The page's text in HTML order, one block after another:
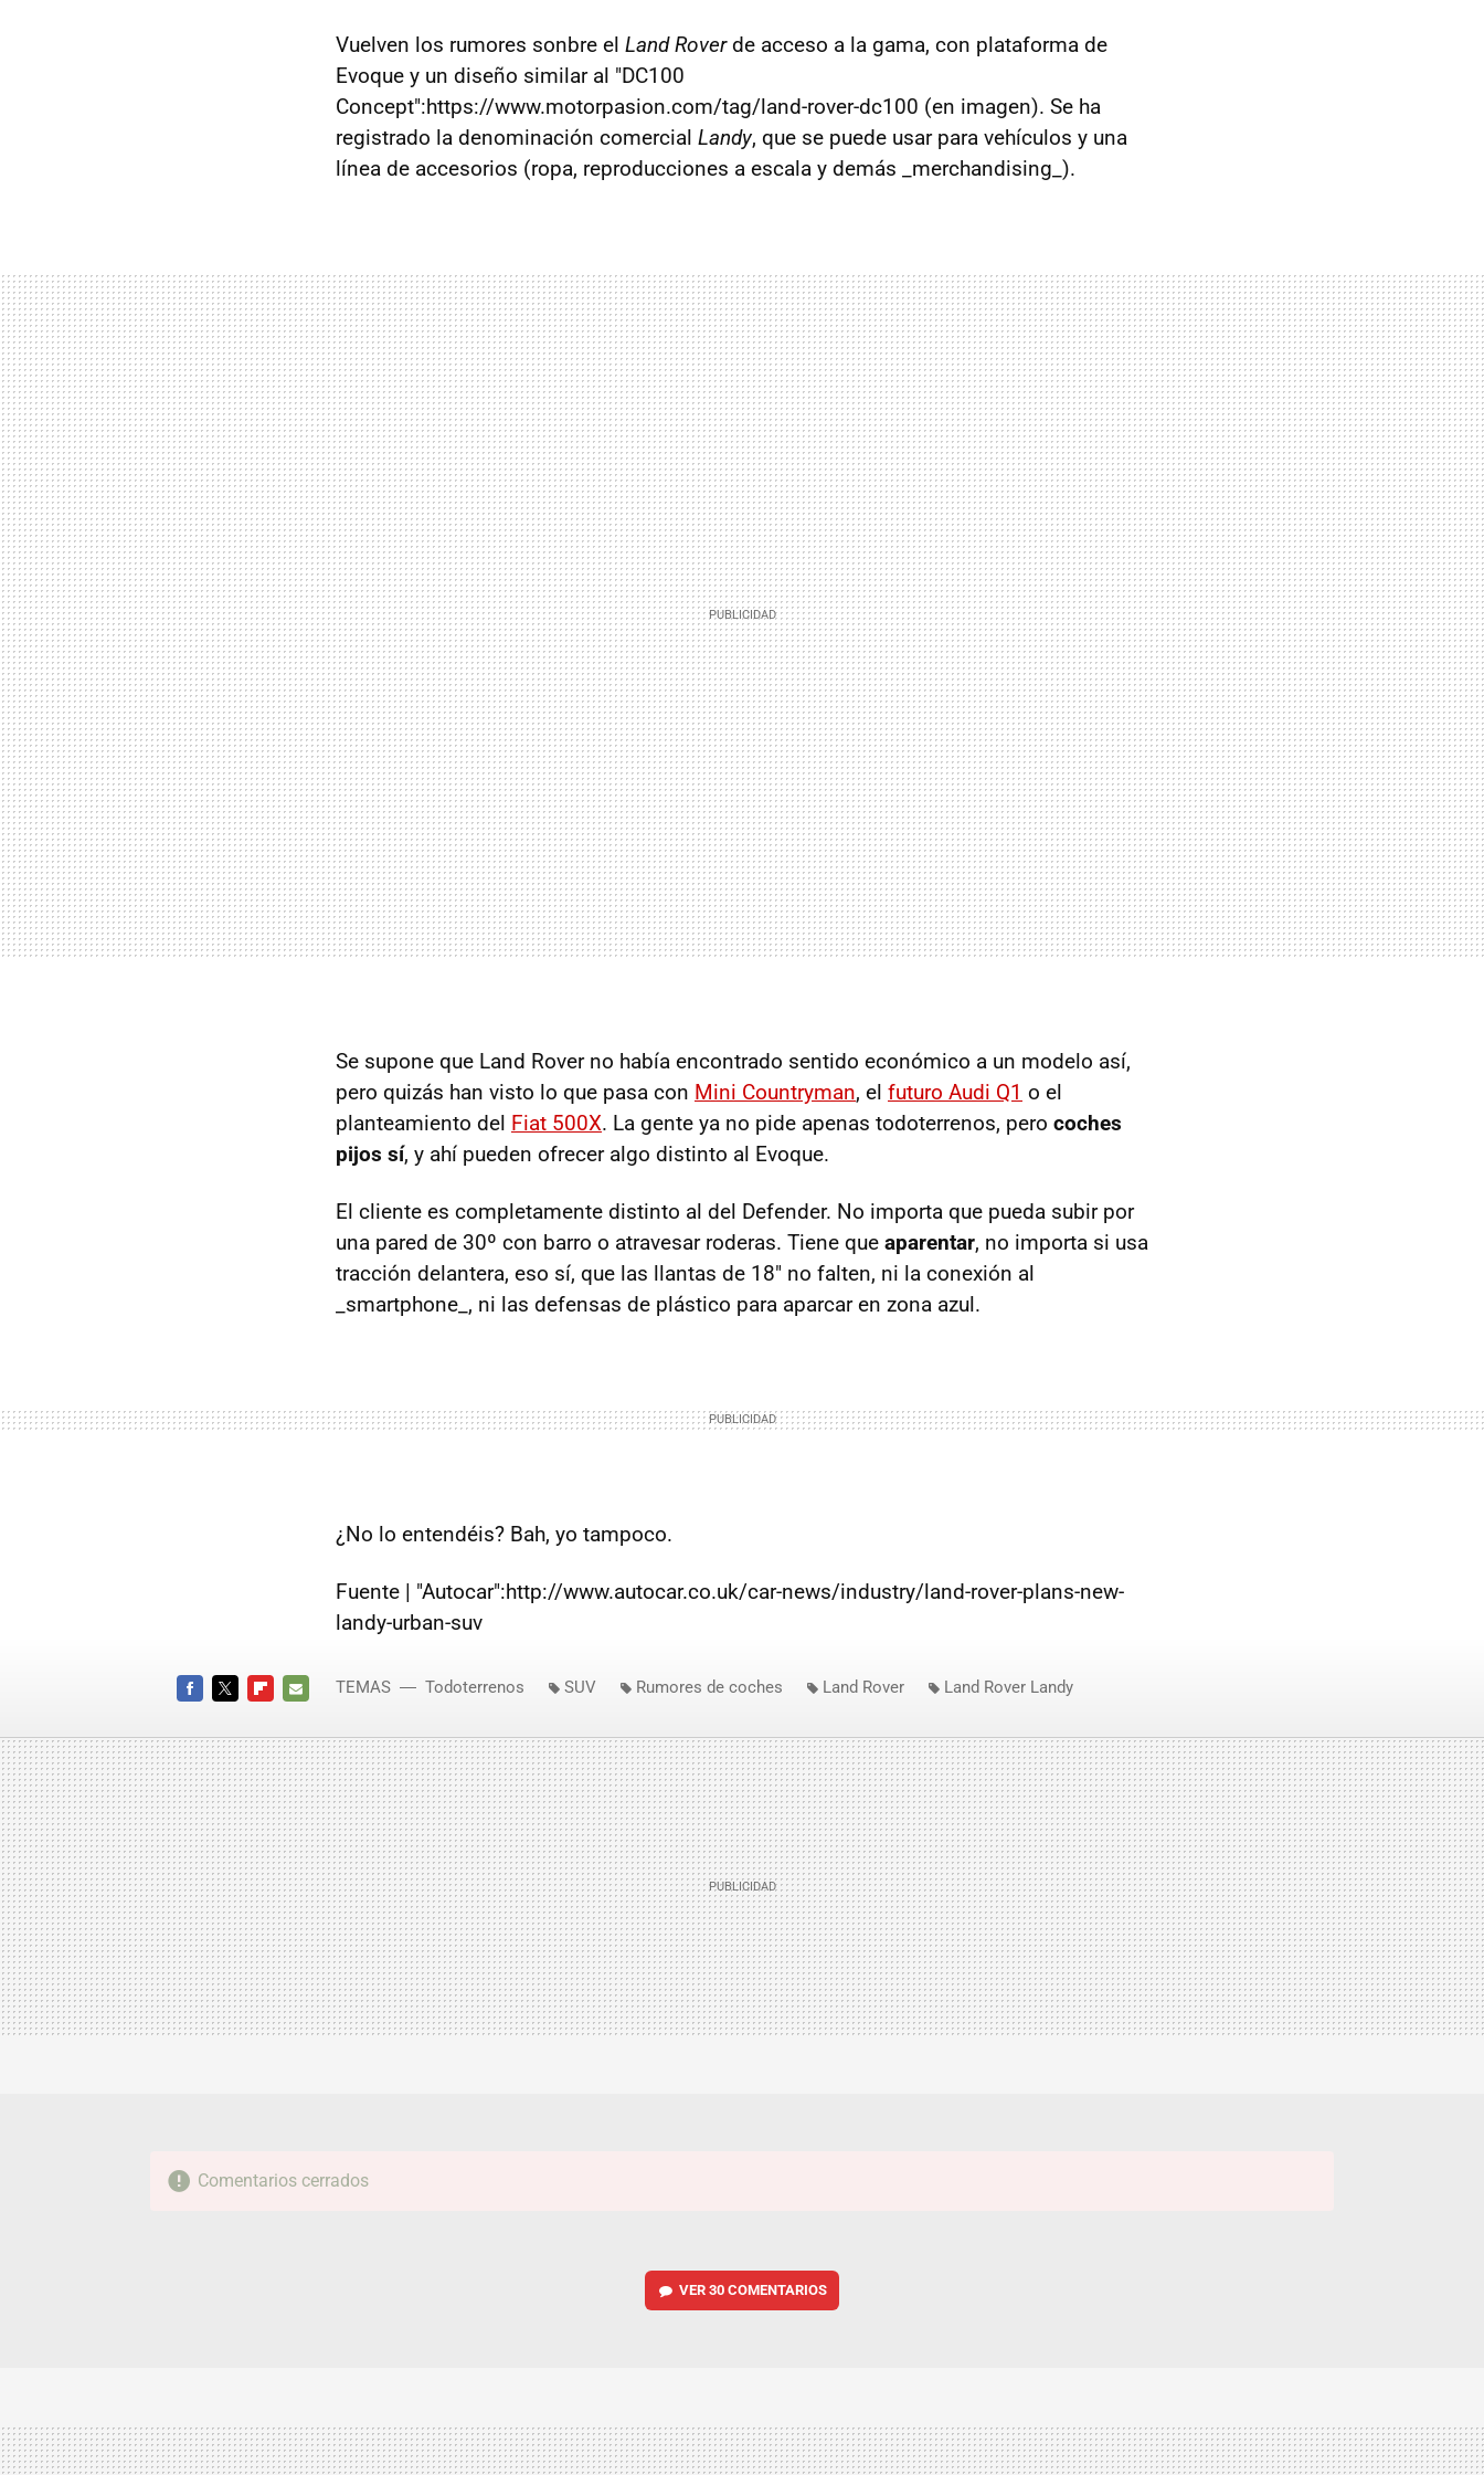
Vuelven los rumores sonbre el Land Roverde acceso a la gama, con plataforma de
Evoque y un diseño similar al "DC100
Concept":https://www.motorpasion.com/tag/land-rover-dc100 (en imagen). Se ha
registrado la denominación comercial Landy, que se puede usar para vehículos y una
línea de accesorios (ropa, reproducciones a escala y demás _merchandising_).
Se supone que Land Rover no había encontrado sentido económico a un modelo así,
pero quizás han visto lo que pasa con Mini Countryman, el futuro Audi Q1 o el
planteamiento del Fiat 500X. La gente ya no pide apenas todoterrenos, pero coches
pijos sí, y ahí pueden ofrecer algo distinto al Evoque.
El cliente es completamente distinto al del Defender. No importa que pueda subir por
una pared de 30º con barro o atravesar roderas. Tiene que aparentar, no importa si usa
tracción delantera, eso sí, que las llantas de 18" no falten, ni la conexión al
_smartphone_, ni las defensas de plástico para aparcar en zona azul.
¿No lo entendéis? Bah, yo tampoco.
Fuente | "Autocar":http://www.autocar.co.uk/car-news/industry/land-rover-plans-new-
landy-urban-suv
MAIL
TEMAS Todoterrenos SUV Rumores de coches Land Rover Land Rover Landy
Comentarios cerrados
VER 30 COMENTARIOS